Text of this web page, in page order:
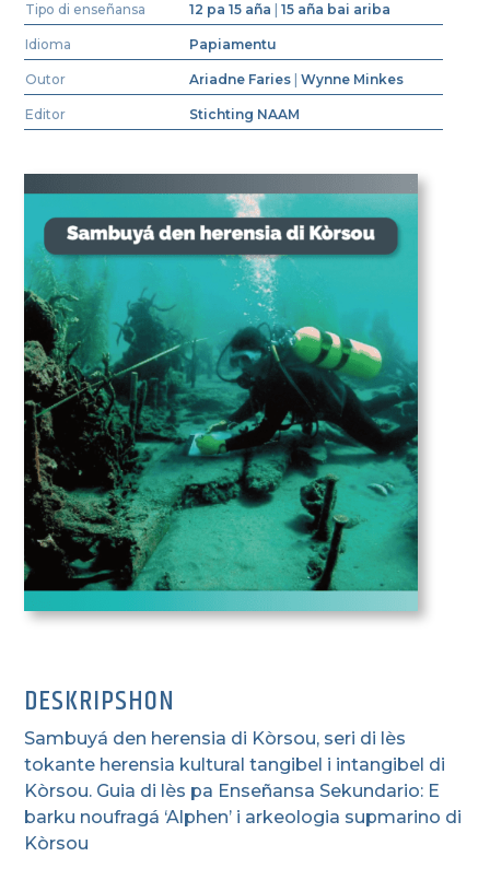
Tipo di enseñansa 12 pa 15 aña |15 aña bai ariba
Idioma Papiamentu
Outor Ariadne Faries |Wynne Minkes
Editor Stichting NAAM
DESKRIPSHON
Sambuyá den herensia di Kòrsou, seri di lès
tokante herensia kultural tangibel i intangibel di
Kòrsou. Guia di lès pa Enseñansa Sekundario: E
barku noufragá ‘Alphen’ i arkeologia supmarino di
Kòrsou